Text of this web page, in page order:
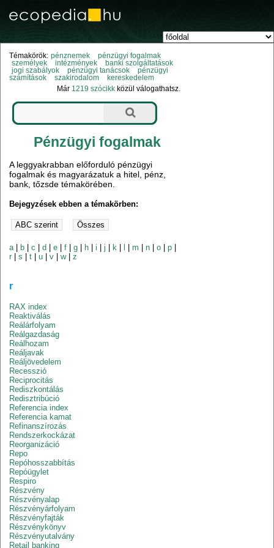
Témakörök: pénznemek
pénzügyi fogalmak
személyek
intézmények
banki szolgáltatások
jogi szabályok
pénzügyi tanácsok
pénzügyi
számítások
szakirodalom
kereskedelem
Már 1219 szócikk közül válogathatsz.
Pénzügyi fogalmak
A leggyakrabban előforduló pénzügyi
fogalmak és magyarázatuk a hitel, pénz,
bank, tőzsde témakörében.
Bejegyzések ebben a témakörben:
a| b |c |d |e |f |g h |i |j k |m |n |o |p
r |s |t |u |v |w|z
r
RAX index
Reaktiválás
Reálárfolyam
Reálgazdaság
Reálhozam
Reáljavak
Reáljövedelem
Recesszió
Reciprocitás
Rediszkontálás
Redisztribúció
Referencia index
Referencia kamat
Refinanszírozás
Rendszerkockázat
Reorganizáció
Repo
Repóhosszabbítás
Repóügylet
Respiro
Részvény
Részvényalap
Részvényárfolyam
Részvényfajták
Részvénykönyv
Részvényutalvány
Retail banking